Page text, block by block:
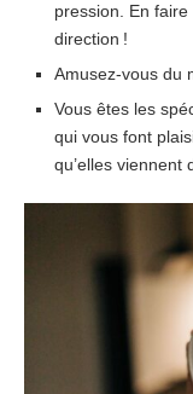
pression. En faire
direction !
Amusez-vous du
Vous êtes les
qui vous font
qu’elles viennent